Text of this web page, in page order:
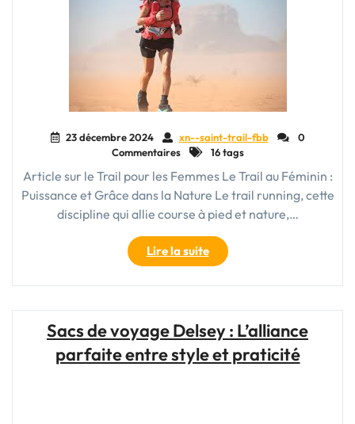
Confort"
23 décembre 2024 xn--saint-trail-fbb
0
Commentaires
16 tags
Article sur le Trail pour les Femmes Le Trail au Féminin :
Puissance et Grâce dans la Nature Le trail running, cette
discipline qui allie course à pied et nature,…
Lire la suite"Trail
au
Féminin
Puissance
et
Sacs de voyage Delsey : L’alliance
parfaite entre style et praticité